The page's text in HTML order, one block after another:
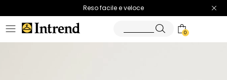
Spedizione gratuita
Reso facile e veloce
0